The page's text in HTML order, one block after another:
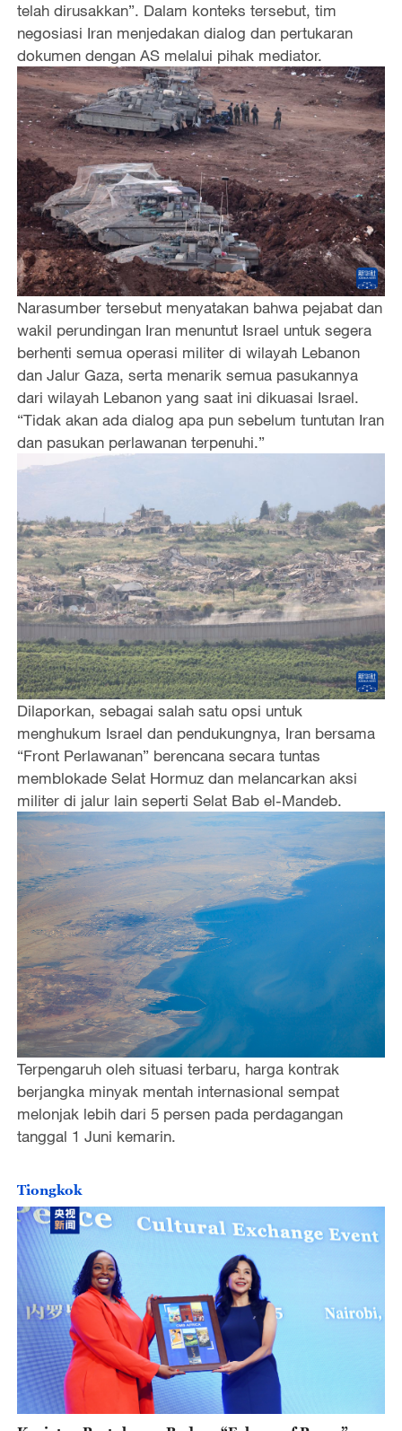
telah dirusakkan”. Dalam konteks tersebut, tim
negosiasi Iran menjedakan dialog dan pertukaran
dokumen dengan AS melalui pihak mediator.
Narasumber tersebut menyatakan bahwa pejabat dan
wakil perundingan Iran menuntut Israel untuk segera
berhenti semua operasi militer di wilayah Lebanon
dan Jalur Gaza, serta menarik semua pasukannya
dari wilayah Lebanon yang saat ini dikuasai Israel.
“Tidak akan ada dialog apa pun sebelum tuntutan Iran
dan pasukan perlawanan terpenuhi.”
Dilaporkan, sebagai salah satu opsi untuk
menghukum Israel dan pendukungnya, Iran bersama
“Front Perlawanan” berencana secara tuntas
memblokade Selat Hormuz dan melancarkan aksi
militer di jalur lain seperti Selat Bab el-Mandeb.
Terpengaruh oleh situasi terbaru, harga kontrak
berjangka minyak mentah internasional sempat
melonjak lebih dari 5 persen pada perdagangan
tanggal 1 Juni kemarin.
Tiongkok